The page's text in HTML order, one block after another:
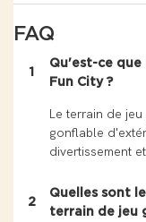
FAQ
1
Qu'est-ce
Fun City ?
Le terrain de
gonflable
divertissement
2
Quelles sont
terrain de jeu